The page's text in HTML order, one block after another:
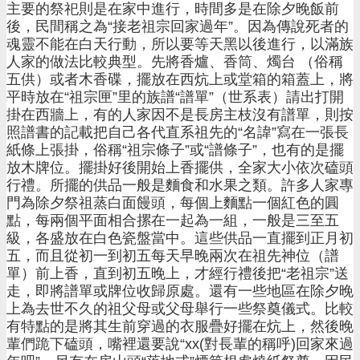
主要的祭祀則是在家中進行，時間多是在除夕晚飯前
後，民間稱之為“接老祖宗回家過年”。因為傳說死者的
魂靈不能在白天行動，所以要等天黑以後進行，以滿族
人家的做法比較典型。先將香爐、香筒、燭台 （俗稱
五供）或者木香碟，擺放在西炕上或堂箱的箱蓋上，將
平時放在“祖宗匣”里的族譜“譜單”（世系表）請出打開
掛在西牆上，有的人家因不是長房主枝沒有譜單，則按
照譜書的記載把自己各代直系祖先的“名諱”寫在一張長
紙條上張掛，俗稱“祖宗條子”或“譜條子”，也有的是擺
放木牌位。擺掛好後開始上香擺供，全家大小依次磕頭
行禮。所擺的供品一般是麵食和水果之類。許多人家專
門為除夕祭祖蒸白面饅頭，每個上麵點一個紅色的圓
點，每兩個平面相合摞在一起為一組，一般是三至五
級，各盛放在白色瓷盤當中。這些供品一直擺到正月初
五，而且從初一到初五每天早晚兩次在祖先神位（譜
單）前上香，直到初五晚上，才經行禮後把“老祖宗”送
走，即將譜單或牌位收歸原處。還有一些地區在除夕晚
上為去世不久的祖父母或父母舉行一些祭奠儀式。比較
有特點的是將其生前穿過的衣服疊好擺在炕上，然後晚
輩們跪下磕頭，嘴裡還要說“xx(對長輩的稱呼)回家來過